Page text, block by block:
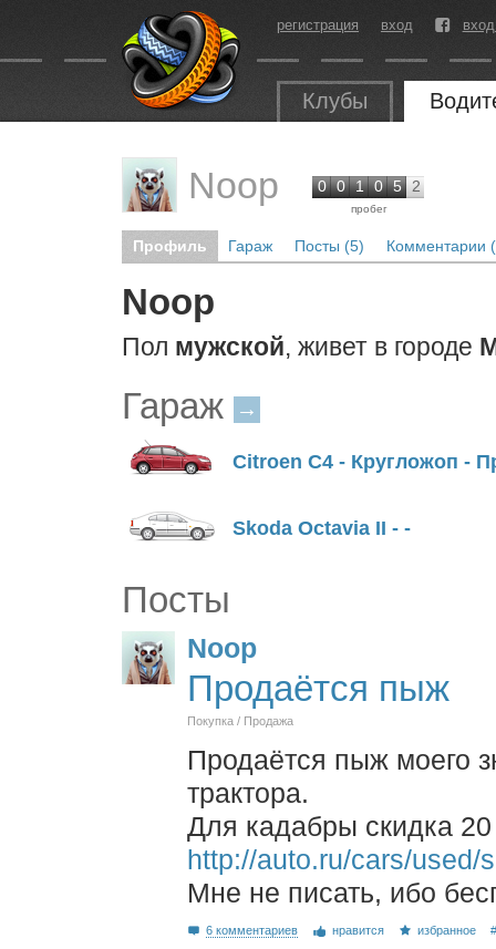
регистрация вход
Клубы
Noop 0 0 1 0 5 2
пробег
Профиль Гараж Посты (5) Комментарии
Noop
Пол мужской, живет в городе
Гараж →
Citroen C4 - Кругложоп -
Skoda Octavia II - -
Посты
Noop
Продаётся пыж
Покупка / Продажа
Продаётся пыж моего
трактора.
Для кадабры скидка
http://auto.ru/cars/used/
Мне не писать, ибо
6 комментариев нравится избранное